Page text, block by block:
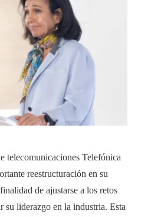
telecomunicaciones Telefónica
reestructuración en su
de ajustarse a los retos
su liderazgo en la industria. Esta